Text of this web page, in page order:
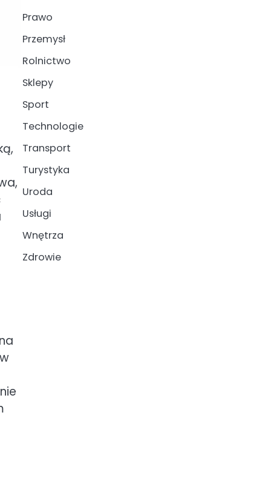
Prawo
Przemysł
Rolnictwo
Sklepy
Sport
Technologie
Transport
Turystyka
Uroda
Usługi
Wnętrza
Zdrowie